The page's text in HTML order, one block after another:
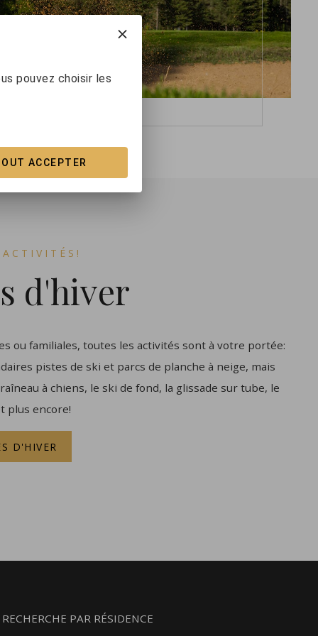
d'hiver
ou familiales, toutes les activités sont à votre portée:
pistes de ski et parcs de planche à neige, mais
à chiens, le ski de fond, la glissade sur tube, le
plus encore!
D'HIVER
RECHERCHE PAR RÉSIDENCE
pouvez choisir les
ACCEPTER